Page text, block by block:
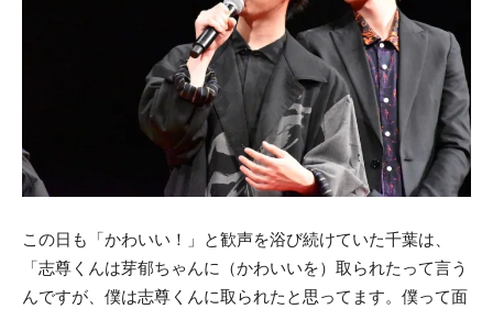
この日も「かわいい！」と歓声を浴び続けていた千葉は、
「志尊くんは芽郁ちゃんに（かわいいを）取られたって言う
んですが、僕は志尊くんに取られたと思ってます。僕って面